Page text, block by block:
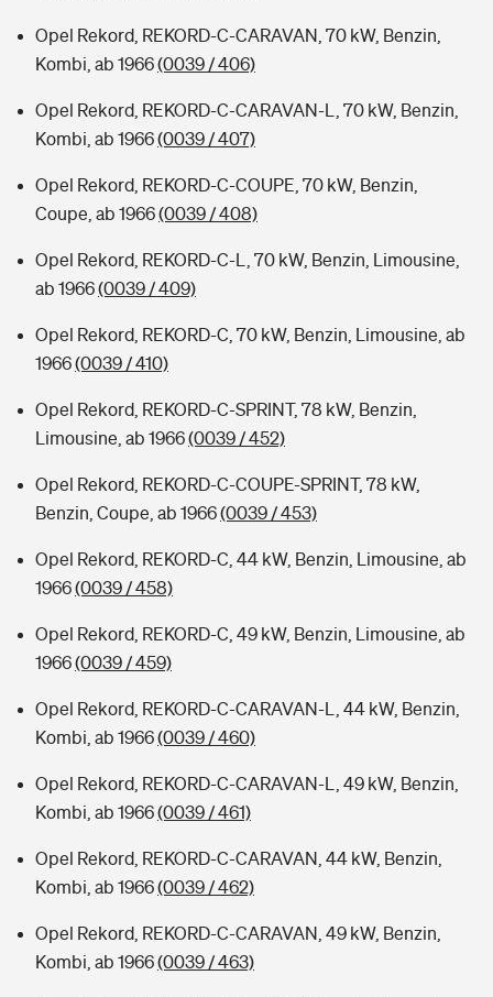
Opel Rekord, REKORD-C-CARAVAN, 70 kW, Benzin,
Kombi, ab 1966(0039 / 406)
Opel Rekord, REKORD-C-CARAVAN-L, 70 kW, Benzin,
Kombi, ab 1966(0039 / 407)
Opel Rekord, REKORD-C-COUPE, 70 kW, Benzin,
Coupe, ab 1966(0039 / 408)
Opel Rekord, REKORD-C-L, 70 kW, Benzin, Limousine,
ab 1966(0039 / 409)
Opel Rekord, REKORD-C, 70 kW, Benzin, Limousine, ab
1966(0039 / 410)
Opel Rekord, REKORD-C-SPRINT, 78 kW, Benzin,
Limousine, ab 1966(0039 / 452)
Opel Rekord, REKORD-C-COUPE-SPRINT, 78 kW,
Benzin, Coupe, ab 1966(0039 / 453)
Opel Rekord, REKORD-C, 44 kW, Benzin, Limousine, ab
1966(0039 / 458)
Opel Rekord, REKORD-C, 49 kW, Benzin, Limousine, ab
1966(0039 / 459)
Opel Rekord, REKORD-C-CARAVAN-L, 44 kW, Benzin,
Kombi, ab 1966(0039 / 460)
Opel Rekord, REKORD-C-CARAVAN-L, 49 kW, Benzin,
Kombi, ab 1966(0039 / 461)
Opel Rekord, REKORD-C-CARAVAN, 44 kW, Benzin,
Kombi, ab 1966(0039 / 462)
Opel Rekord, REKORD-C-CARAVAN, 49 kW, Benzin,
Kombi, ab 1966(0039 / 463)